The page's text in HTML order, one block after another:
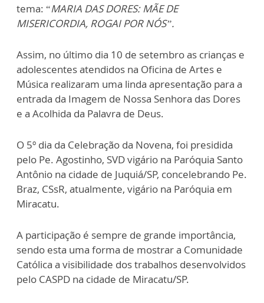
tema: “MARIA DAS DORES: MÃE DE
MISERICORDIA, ROGAI POR NÓS”.
Assim, no último dia 10 de setembro as crianças e
adolescentes atendidos na Oficina de Artes e
Música realizaram uma linda apresentação para a
entrada da Imagem de Nossa Senhora das Dores
e a Acolhida da Palavra de Deus.
O 5º dia da Celebração da Novena, foi presidida
pelo Pe. Agostinho, SVD vigário na Paróquia Santo
Antônio na cidade de Juquiá/SP, concelebrando Pe.
Braz, CSsR, atualmente, vigário na Paróquia em
Miracatu.
A participação é sempre de grande importância,
sendo esta uma forma de mostrar a Comunidade
Católica a visibilidade dos trabalhos desenvolvidos
pelo CASPD na cidade de Miracatu/SP.